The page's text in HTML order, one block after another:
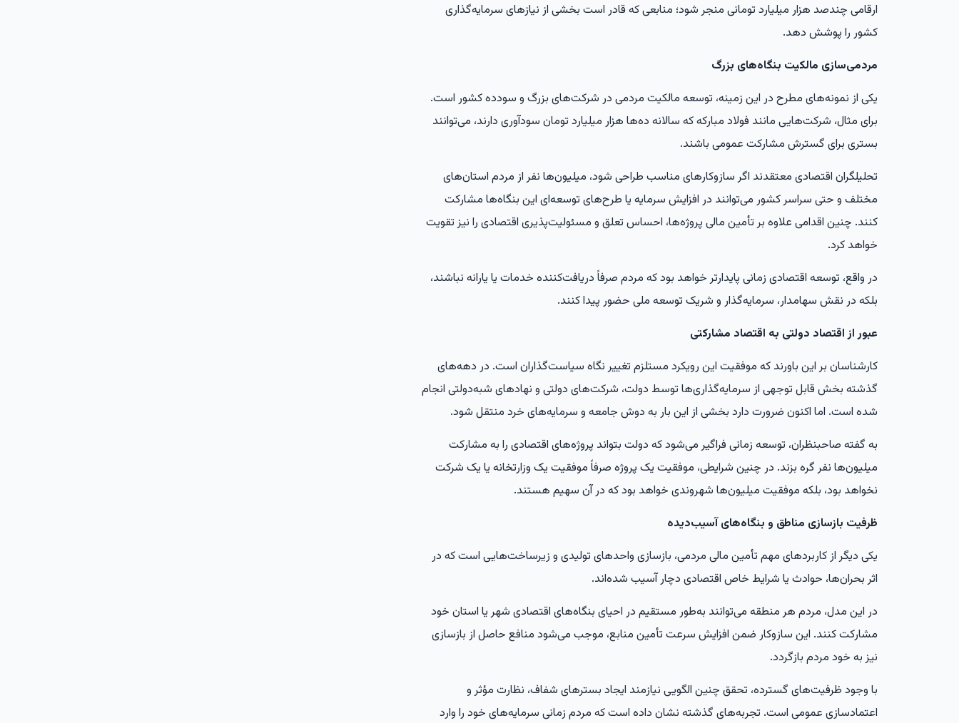
ارقامی چندصد هزار میلیارد تومانی منجر شود؛ منابعی که قادر است بخشی از نیازهای سرمایه‌گذاری
کشور را پوشش دهد.
مردمی‌سازی مالکیت بنگاه‌های بزرگ
یکی از نمونه‌های مطرح در این زمینه، توسعه مالکیت مردمی در شرکت‌های بزرگ و سودده کشور است.
برای مثال، شرکت‌هایی مانند فولاد مبارکه که سالانه ده‌ها هزار میلیارد تومان سودآوری دارند، می‌توانند
بستری برای گسترش مشارکت عمومی باشند.
تحلیلگران اقتصادی معتقدند اگر سازوکارهای مناسب طراحی شود، میلیون‌ها نفر از مردم استان‌های
مختلف و حتی سراسر کشور می‌توانند در افزایش سرمایه یا طرح‌های توسعه‌ای این بنگاه‌ها مشارکت
کنند. چنین اقدامی علاوه بر تأمین مالی پروژه‌ها، احساس تعلق و مسئولیت‌پذیری اقتصادی را نیز تقویت
خواهد کرد.
در واقع، توسعه اقتصادی زمانی پایدارتر خواهد بود که مردم صرفاً دریافت‌کننده خدمات یا یارانه نباشند،
بلکه در نقش سهامدار، سرمایه‌گذار و شریک توسعه ملی حضور پیدا کنند.
عبور از اقتصاد دولتی به اقتصاد مشارکتی
کارشناسان بر این باورند که موفقیت این رویکرد مستلزم تغییر نگاه سیاست‌گذاران است. در دهه‌های
گذشته بخش قابل توجهی از سرمایه‌گذاری‌ها توسط دولت، شرکت‌های دولتی و نهادهای شبه‌دولتی انجام
شده است. اما اکنون ضرورت دارد بخشی از این بار به دوش جامعه و سرمایه‌های خرد منتقل شود.
به گفته صاحبنظران، توسعه زمانی فراگیر می‌شود که دولت بتواند پروژه‌های اقتصادی را به مشارکت
میلیون‌ها نفر گره بزند. در چنین شرایطی، موفقیت یک پروژه صرفاً موفقیت یک وزارتخانه یا یک شرکت
نخواهد بود، بلکه موفقیت میلیون‌ها شهروندی خواهد بود که در آن سهیم هستند.
ظرفیت بازسازی مناطق و بنگاه‌های آسیب‌دیده
یکی دیگر از کاربردهای مهم تأمین مالی مردمی، بازسازی واحدهای تولیدی و زیرساخت‌هایی است که در
اثر بحران‌ها، حوادث یا شرایط خاص اقتصادی دچار آسیب شده‌اند.
در این مدل، مردم هر منطقه می‌توانند به‌طور مستقیم در احیای بنگاه‌های اقتصادی شهر یا استان خود
مشارکت کنند. این سازوکار ضمن افزایش سرعت تأمین منابع، موجب می‌شود منافع حاصل از بازسازی
نیز به خود مردم بازگردد.
با وجود ظرفیت‌های گسترده، تحقق چنین الگویی نیازمند ایجاد بسترهای شفاف، نظارت مؤثر و
اعتمادسازی عمومی است. تجربه‌های گذشته نشان داده است که مردم زمانی سرمایه‌های خود را وارد